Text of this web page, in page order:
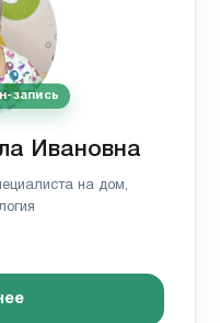
запись
Ивановна
на дом,